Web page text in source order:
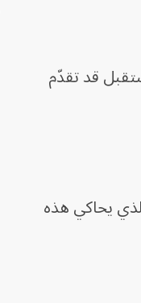
قد تقدّم
يحاكي هذه